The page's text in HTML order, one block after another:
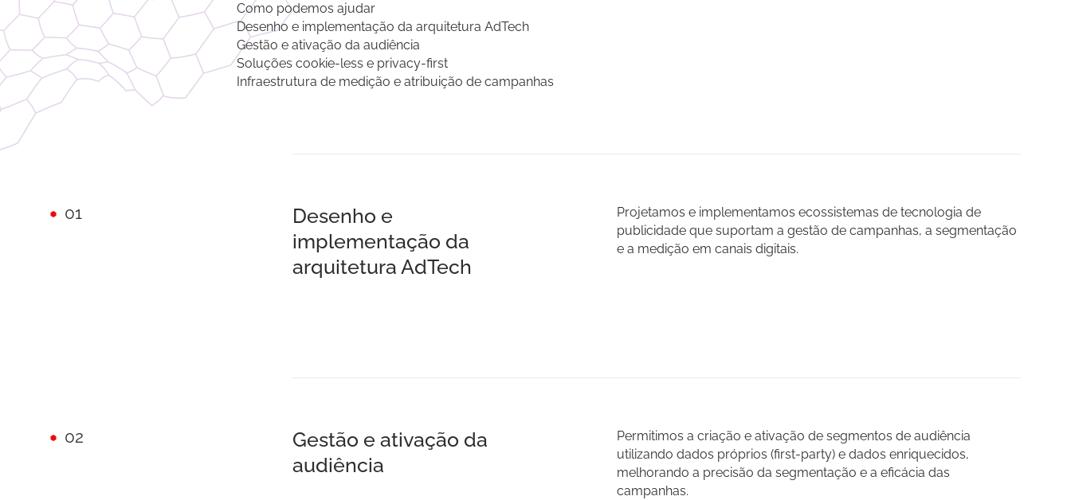
Como podemos ajudar
Desenho e implementação da arquitetura AdTech
Gestão e ativação da audiência
Soluções cookie-less e privacy-first
Infraestrutura de medição e atribuição de campanhas
01
Desenho e
implementação da
arquitetura AdTech
Projetamos e implementamos ecossistemas de tecnologia de
publicidade que suportam a gestão de campanhas, a segmentação
e a medição em canais digitais.
02
Gestão e ativação da
audiência
Permitimos a criação e ativação de segmentos de audiência
utilizando dados próprios (first-party) e dados enriquecidos,
melhorando a precisão da segmentação e a eficácia das
campanhas.